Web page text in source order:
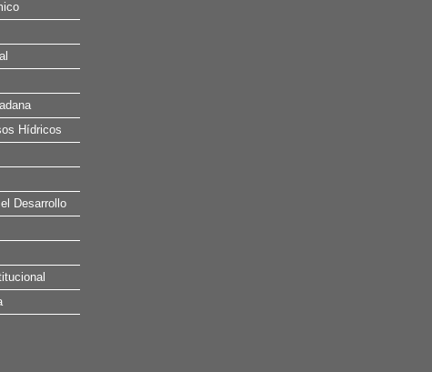
Hídricos
Desarrollo